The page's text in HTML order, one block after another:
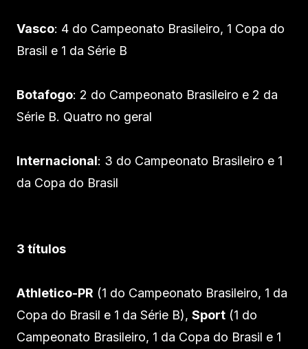
Vasco: 4 do Campeonato Brasileiro, 1 Copa do
Brasil e 1 da Série B
Botafogo: 2 do Campeonato Brasileiro e 2 da
Série B. Quatro no geral
Internacional: 3 do Campeonato Brasileiro e 1
da Copa do Brasil
3 títulos
Athletico-PR (1 do Campeonato Brasileiro, 1 da
Copa do Brasil e 1 da Série B), Sport (1 do
Campeonato Brasileiro, 1 da Copa do Brasil e 1